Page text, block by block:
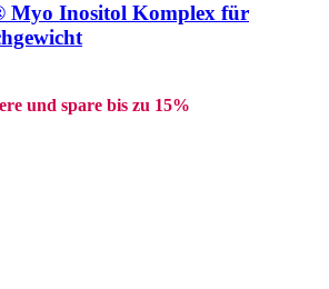
Myo Inositol Komplex für
und spare bis zu 15%